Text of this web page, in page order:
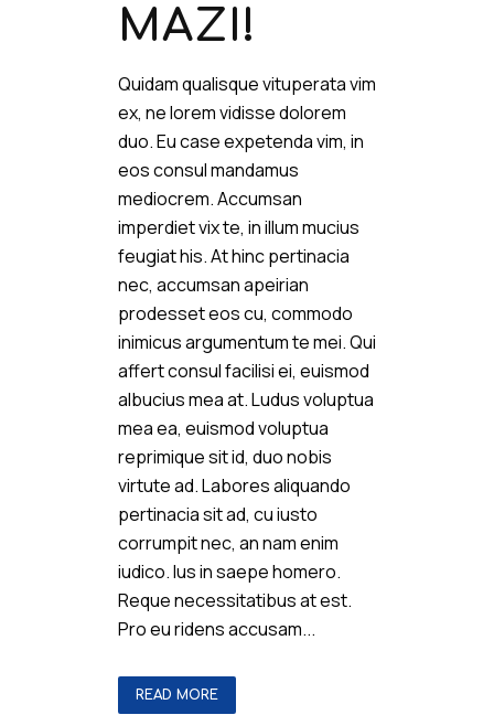
ΜΑΖΙ!
Quidam qualisque vituperata vim
ex, ne lorem vidisse dolorem
duo. Eu case expetenda vim, in
eos consul mandamus
mediocrem. Accumsan
imperdiet vix te, in illum mucius
feugiat his. At hinc pertinacia
nec, accumsan apeirian
prodesset eos cu, commodo
inimicus argumentum te mei. Qui
affert consul facilisi ei, euismod
albucius mea at. Ludus voluptua
mea ea, euismod voluptua
reprimique sit id, duo nobis
virtute ad. Labores aliquando
pertinacia sit ad, cu iusto
corrumpit nec, an nam enim
iudico. Ius in saepe homero.
Reque necessitatibus at est.
Pro eu ridens accusam...
READ MORE